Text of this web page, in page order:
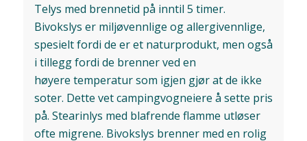
Telys med brennetid på inntil 5 timer.
Bivokslys er miljøvennlige og allergivennlige,
spesielt fordi de er et naturprodukt, men også
i tillegg fordi de brenner ved en
høyere temperatur som igjen gjør at de ikke
soter. Dette vet campingvogneiere å sette pris
på. Stearinlys med blafrende flamme utløser
ofte migrene. Bivokslys brenner med en rolig